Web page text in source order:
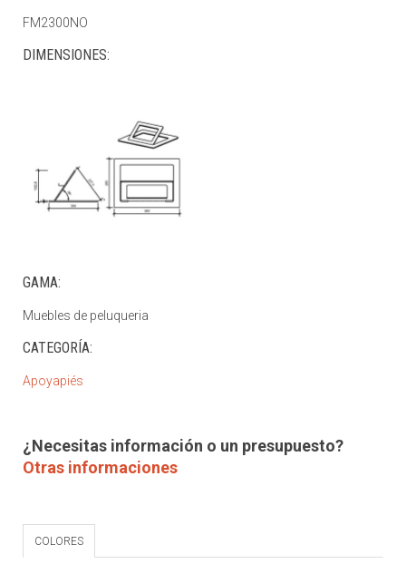
FM2300NO
DIMENSIONES:
GAMA:
Muebles de peluqueria
CATEGORÍA:
Apoyapiés
¿Necesitas información o un presupuesto?
Otras informaciones
COLORES